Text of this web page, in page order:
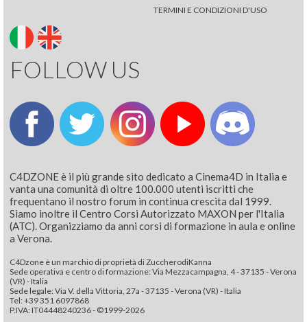
TERMINI E CONDIZIONI D'USO
FOLLOW US
C4DZONE è il più grande sito dedicato a Cinema4D in Italia e
vanta una comunità di oltre 100.000 utenti iscritti che
frequentano il nostro forum in continua crescita dal 1999.
Siamo inoltre il Centro Corsi Autorizzato MAXON per l'Italia
(ATC). Organizziamo da anni corsi di formazione in aula e online
a Verona.
C4Dzone è un marchio di proprietà di ZuccherodiKanna
Sede operativa e centro di formazione: Via Mezzacampagna, 4 - 37135 - Verona
(VR) - Italia
Sede legale: Via V. della Vittoria, 27a - 37135 - Verona (VR) - Italia
Tel: +39 351 6097868‬
P.IVA: IT04448240236 - ©1999-2026